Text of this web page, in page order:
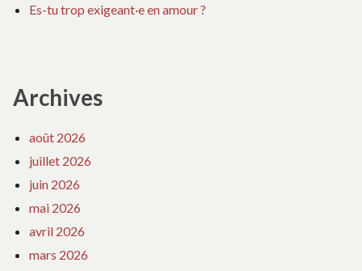
Es-tu trop exigeant·e en amour ?
Archives
août 2026
juillet 2026
juin 2026
mai 2026
avril 2026
mars 2026